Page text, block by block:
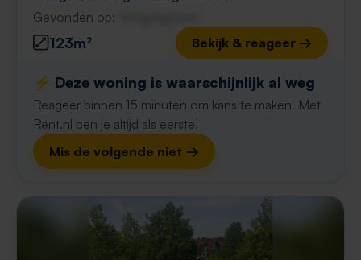
Gevonden op:
123m² Bekijk & reageer →
⚡️ Deze woning is waarschijnlijk al weg
Reageer binnen 15 minuten om kans te maken. Met
Rent.nl ben je altijd als eerste!
Mis de volgende niet →